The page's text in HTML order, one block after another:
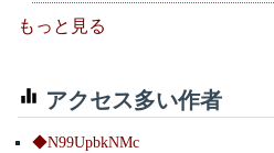
もっと見る
アクセス多い作者
◆N99UpbkNMc